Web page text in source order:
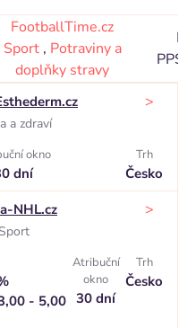
FootballTime.cz
Sport , Potraviny a
doplňky stravy
PPS
a zdraví
>
okno
dní
Trh
Česko
NHL.cz
Sport
>
- 5,00
Atribuční
okno
30 dní
Trh
Česko